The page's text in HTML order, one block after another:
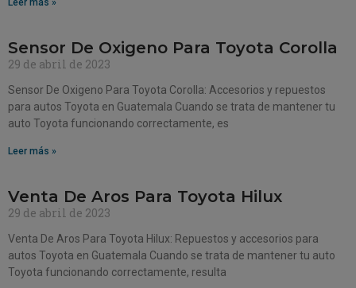
Leer más »
Sensor De Oxigeno Para Toyota Corolla
29 de abril de 2023
Sensor De Oxigeno Para Toyota Corolla: Accesorios y repuestos
para autos Toyota en Guatemala Cuando se trata de mantener tu
auto Toyota funcionando correctamente, es
Leer más »
Venta De Aros Para Toyota Hilux
29 de abril de 2023
Venta De Aros Para Toyota Hilux: Repuestos y accesorios para
autos Toyota en Guatemala Cuando se trata de mantener tu auto
Toyota funcionando correctamente, resulta